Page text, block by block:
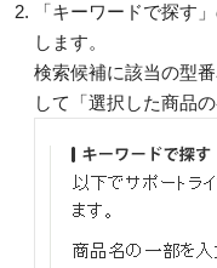
「キーワードで探す
します。
検索候補に該当の型
して「選択した商品